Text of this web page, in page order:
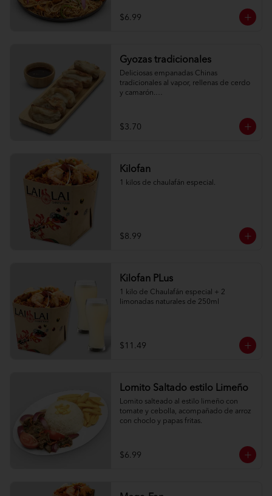
$6.99
Gyozas tradicionales
Deliciosas empanadas Chinas
tradicionales al vapor, rellenas de cerdo
y camarón.
$3.70
Kilofan
1 kilos de chaulafán especial.
$8.99
Kilofan PLus
1 kilo de Chaulafán especial + 2
limonadas naturales de 250ml
$11.49
Lomito Saltado estilo Limeño
Lomito salteado al estilo limeño con
tomate y cebolla, acompañado de arroz
con choclo y papas fritas.
$6.99